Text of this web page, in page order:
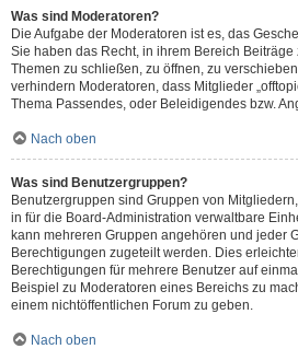
Was sind Moderatoren?
Die Aufgabe der Moderatoren ist es, das
Sie haben das Recht, in ihrem Bereich
Themen zu schließen, zu öffnen, zu
verhindern Moderatoren, dass Mitglieder
Thema Passendes, oder Beleidigendes bzw.
Nach oben
Was sind Benutzergruppen?
Benutzergruppen sind Gruppen von
in für die Board-Administration verwaltbare
kann mehreren Gruppen angehören und jeder
Berechtigungen zugeteilt werden. Dies
Berechtigungen für mehrere Benutzer auf
Beispiel zu Moderatoren eines Bereichs zu
einem nichtöffentlichen Forum zu geben.
Nach oben